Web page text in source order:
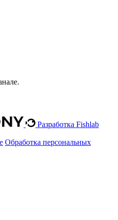
Разработка Fishlab
Обработка персональных